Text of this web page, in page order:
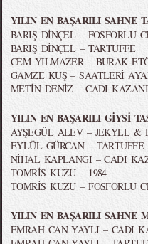
YILIN EN BAŞARILI SAHNE
BARIŞ DİNÇEL – FOSFORLU
BARIŞ DİNÇEL – TARTUFFE
CEM YILMAZER – BURAK
GAMZE KUŞ – SAATLERİ
METİN DENİZ – CADI KAZANI
YILIN EN BAŞARILI GİYSİ
AYŞEGÜL ALEV – JEKYLL &
EYLÜL GÜRCAN – TARTUFFE
NİHAL KAPLANGI – CADI
TOMRİS KUZU – 1984
TOMRİS KUZU – FOSFORLU
YILIN EN BAŞARILI SAHNE
EMRAH CAN YAYLI – CADI